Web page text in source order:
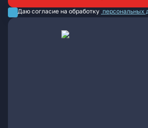
Даю согласие на обработку персональных